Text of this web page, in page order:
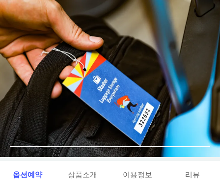
옵션예약 상품소개 이용정보 리뷰